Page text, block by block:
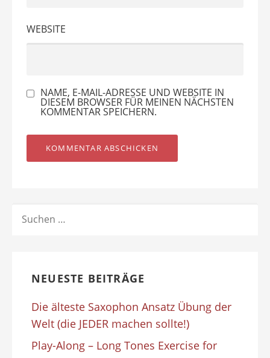
WEBSITE
NAME, E-MAIL-ADRESSE UND WEBSITE IN
DIESEM BROWSER FÜR MEINEN NÄCHSTEN
KOMMENTAR SPEICHERN.
NACH:
NEUESTE BEITRÄGE
Die älteste Saxophon Ansatz Übung der
Welt (die JEDER machen sollte!)
Play-Along – Long Tones Exercise for